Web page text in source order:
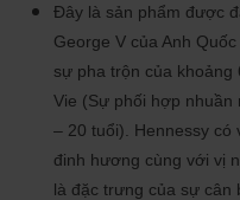
Đây là sản phẩm được
George V của Anh
sự pha trộn của
Vie (Sự phối hợp
– 20 tuổi). Hennessy có
đinh hương cùng với vị
là đặc trưng của sự cân